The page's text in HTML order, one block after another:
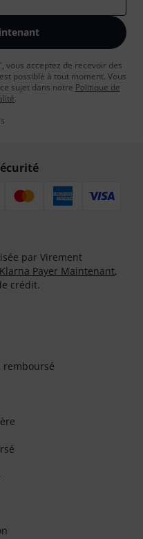
vous acceptez de recevoir des
possible à tout moment. Vous
sujet dans notre Politique de
.
par Virement
Klarna Payer Maintenant,
crédit.
remboursé